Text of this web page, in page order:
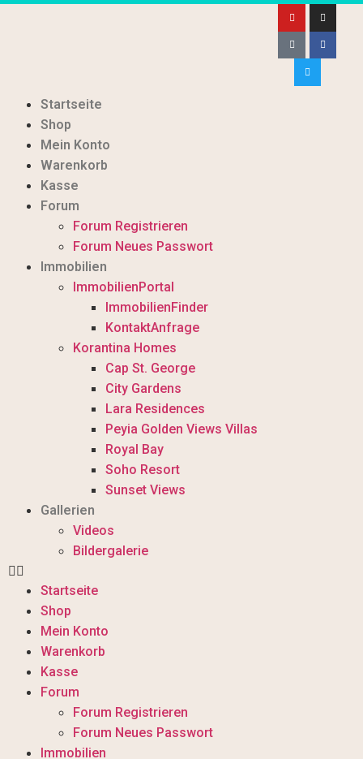
Startseite
Shop
Mein Konto
Warenkorb
Kasse
Forum
Forum Registrieren
Forum Neues Passwort
Immobilien
ImmobilienPortal
ImmobilienFinder
KontaktAnfrage
Korantina Homes
Cap St. George
City Gardens
Lara Residences
Peyia Golden Views Villas
Royal Bay
Soho Resort
Sunset Views
Gallerien
Videos
Bildergalerie
Startseite
Shop
Mein Konto
Warenkorb
Kasse
Forum
Forum Registrieren
Forum Neues Passwort
Immobilien